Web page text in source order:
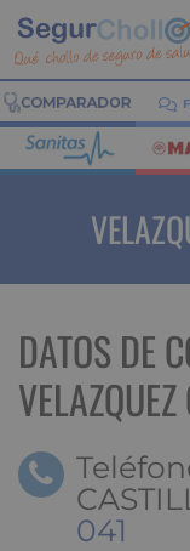
DATOS DE
041